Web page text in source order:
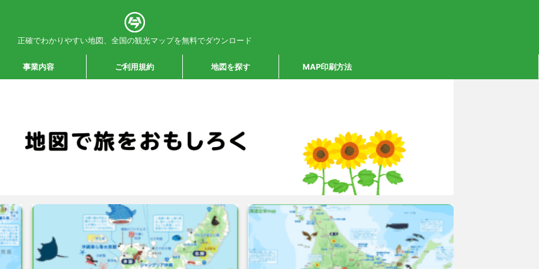
正確でわかりやすい地図、全国の観光マップを無料でダウンロード
事業内容 ご利用規約 地図を探す MAP印刷方法